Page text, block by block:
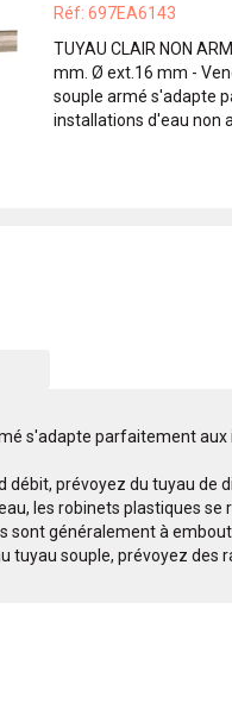
Réf: 697EA6143
TUYAU CLAIR NON
mm. Ø ext.16 mm -
souple armé s'adapte
installations d'eau non
s'adapte parfaitement
débit, prévoyez du tuyau de
les robinets plastiques
sont généralement à
tuyau souple, prévoyez des